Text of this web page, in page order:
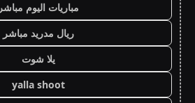
مباريات اليوم مباشر
ريال مدريد مباشر
يلا شوت
yalla shoot